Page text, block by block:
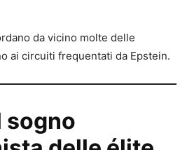
da vicino molte delle
ai circuiti frequentati da Epstein.
sogno